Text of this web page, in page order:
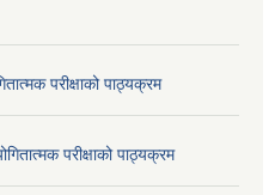
परीक्षाको पाठ्यक्रम
परीक्षाको पाठ्यक्रम